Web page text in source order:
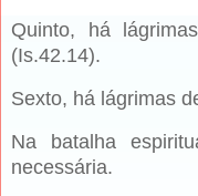
Quinto, há
(Is.42.14).
Sexto, há lágrimas
Na batalha
necessária.